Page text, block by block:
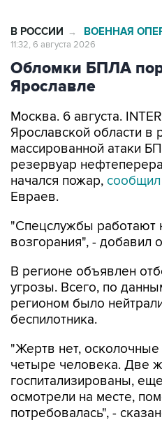
В РОССИИ → ВОЕННАЯ
11:32, 6 августа 2026
Обломки БПЛА
Ярославле
Москва. 6 августа.
Ярославской области в
массированной атаки
резервуар
начался пожар, сообщил
Евраев.
"Спецслужбы работают
возгорания", - добавил
В регионе объявлен
угрозы. Всего, по
регионом было
беспилотника.
"Жертв нет, осколочные
четыре человека. Две
госпитализированы,
осмотрели на месте,
потребовалась", -